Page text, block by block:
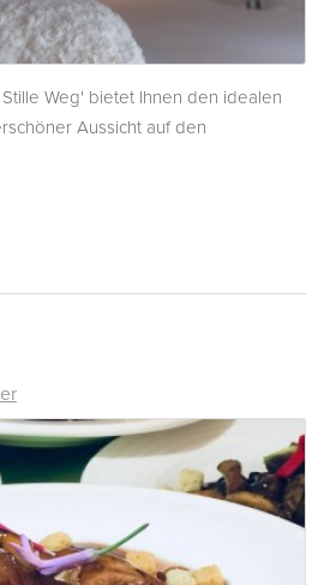
Weg' bietet Ihnen den idealen
Aussicht auf den